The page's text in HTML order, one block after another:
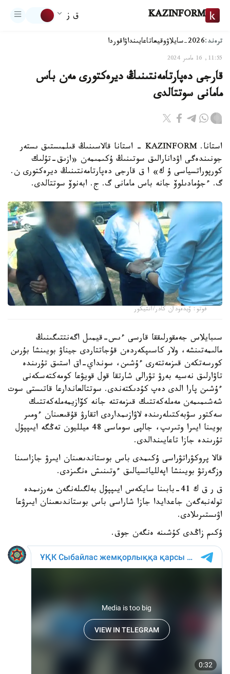
KAZINFORM ق ز
ترەند:2026-سايلاۋ وقيعاتاعايىنداۋاقوردا
11:55, 16 مامىر 2024
قارجى دەپارتامەنتىنىڭ ديرەكتورى مەن باس
مامانى سوتتالدى
استانا. KAZINFORM - استانا قالاسىنىڭ قىلمىستىق ىستەر
جونىندەگى اۋدانارالىق سوتىنىڭ ۇكىمىمەن «ازىق-تۇلىك
كورپوراتسياسى ۇ ك» ا ق قارجى دەپارتامەنتىنىڭ ديرەكتورى ن.
گ. ءجۇمادىلوۆ جانە باس مامانى گ. ج. ابەنوۆ سوتتالدى.
فوتو: ۆيدەودان كادر/انتيكور
سىبايلاس جەمقورلىققا قارسى ءىس-قيمىل اگەنتتىگىنىڭ
مالىمەتىنشە، ولار كاسىپكەردەن قۇجاتتاردى جيناۋ بويىنشا بۇرىن
كورسەتكەن قىزمەتتەرى ءۇشىن، سونداي-اق استىق تۇرىندە
تاۋارلىق نەسيە بەرۋ تۋرالى شارتقا قول قويۋعا كومەكتەسكەنى
ءۇشىن پارا الدى دەپ كۇدىكتەندى. سوتتالعاندارعا قاتىستى سوت
شەشىمىمەن مەملەكەتتىك قىزمەتتە جانە كۆازيمەملەكەتتىك
سەكتور سۋبەكتىلەرىندە لاۋازىمداردى اتقارۋ قۇقىعىنان ءومىر
بويىنا ايىرا وتىرىپ، جالپى سوماسى 48 ميلليون تەڭگە ايىپپۇل
تۇرىندە جازا تاعايىندالدى.
قالا پروكۋراتۋراسى ۇكىمدى باس بوستاندىعىنان ايىرۋ جازاسىنا
وزگەرتۋ بويىنشا اپەللياتسيالىق ءوتىنىش ەنگىزدى.
ق ر ق ك 41-بابىنا سايكەس ايىپپۇل بەلگىلەنگەن مەرزىمدە
تولەنبەگەن جاعدايدا جازا شاراسى باس بوستاندىعىنان ايىرۋعا
اۋىستىرىلادى.
ۇكىم زاڭدى كۇشىنە ەنگەن جوق.